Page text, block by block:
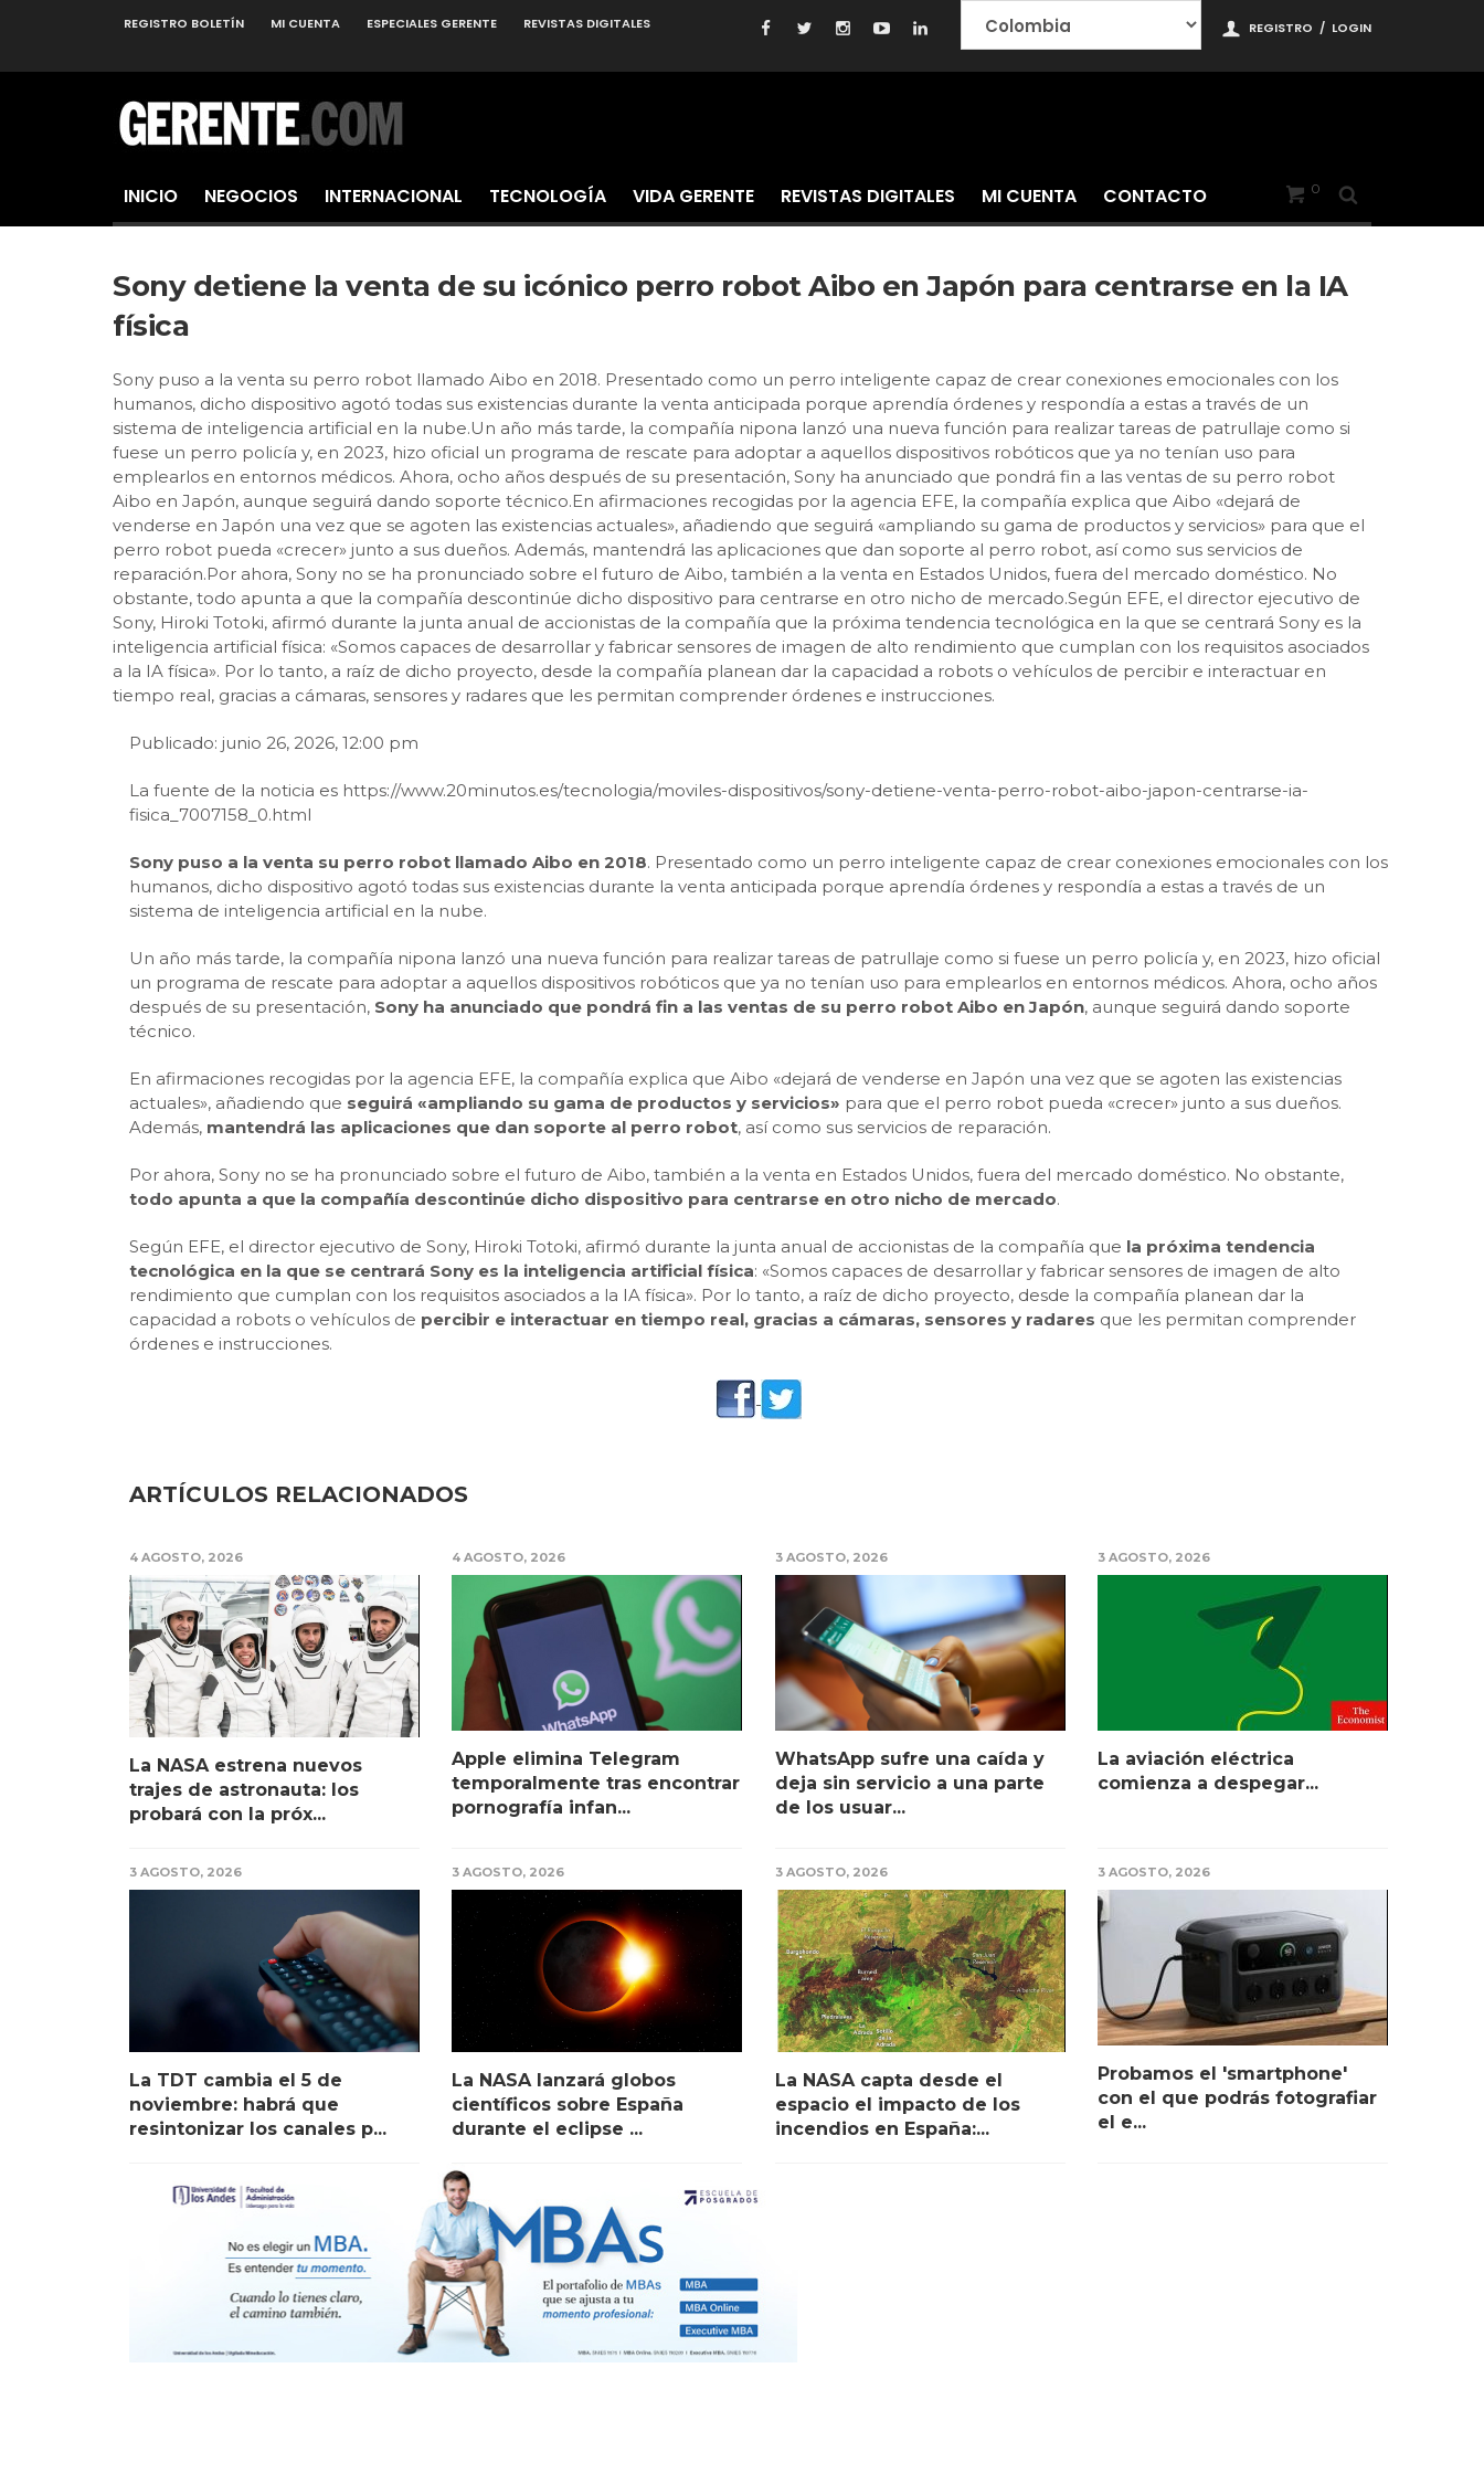
REGISTRO / LOGIN
REGISTRO BOLETÍN MI CUENTA ESPECIALES GERENTE REVISTAS DIGITALES
0
INICIO NEGOCIOS INTERNACIONAL TECNOLOGÍA VIDA GERENTE REVISTAS DIGITALES MI CUENTA CONTACTO
Sony detiene la venta de su icónico perro robot Aibo en Japón para centrarse en la IA
física
Sony puso a la venta su perro robot llamado Aibo en 2018. Presentado como un perro inteligente capaz de crear conexiones emocionales con los
humanos, dicho dispositivo agotó todas sus existencias durante la venta anticipada porque aprendía órdenes y respondía a estas a través de un
sistema de inteligencia artificial en la nube.Un año más tarde, la compañía nipona lanzó una nueva función para realizar tareas de patrullaje como si
fuese un perro policía y, en 2023, hizo oficial un programa de rescate para adoptar a aquellos dispositivos robóticos que ya no tenían uso para
emplearlos en entornos médicos. Ahora, ocho años después de su presentación, Sony ha anunciado que pondrá fin a las ventas de su perro robot
Aibo en Japón, aunque seguirá dando soporte técnico.En afirmaciones recogidas por la agencia EFE, la compañía explica que Aibo «dejará de
venderse en Japón una vez que se agoten las existencias actuales», añadiendo que seguirá «ampliando su gama de productos y servicios» para que el
perro robot pueda «crecer» junto a sus dueños. Además, mantendrá las aplicaciones que dan soporte al perro robot, así como sus servicios de
reparación.Por ahora, Sony no se ha pronunciado sobre el futuro de Aibo, también a la venta en Estados Unidos, fuera del mercado doméstico. No
obstante, todo apunta a que la compañía descontinúe dicho dispositivo para centrarse en otro nicho de mercado.Según EFE, el director ejecutivo de
Sony, Hiroki Totoki, afirmó durante la junta anual de accionistas de la compañía que la próxima tendencia tecnológica en la que se centrará Sony es la
inteligencia artificial física: «Somos capaces de desarrollar y fabricar sensores de imagen de alto rendimiento que cumplan con los requisitos asociados
a la IA física». Por lo tanto, a raíz de dicho proyecto, desde la compañía planean dar la capacidad a robots o vehículos de percibir e interactuar en
tiempo real, gracias a cámaras, sensores y radares que les permitan comprender órdenes e instrucciones.
Publicado: junio 26, 2026, 12:00 pm
La fuente de la noticia es https://www.20minutos.es/tecnologia/moviles-dispositivos/sony-detiene-venta-perro-robot-aibo-japon-centrarse-ia-
fisica_7007158_0.html
Sony puso a la venta su perro robot llamado Aibo en 2018. Presentado como un perro inteligente capaz de crear conexiones emocionales con los
humanos, dicho dispositivo agotó todas sus existencias durante la venta anticipada porque aprendía órdenes y respondía a estas a través de un
sistema de inteligencia artificial en la nube.
Un año más tarde, la compañía nipona lanzó una nueva función para realizar tareas de patrullaje como si fuese un perro policía y, en 2023, hizo oficial
un programa de rescate para adoptar a aquellos dispositivos robóticos que ya no tenían uso para emplearlos en entornos médicos. Ahora, ocho años
después de su presentación, Sony ha anunciado que pondrá fin a las ventas de su perro robot Aibo en Japón, aunque seguirá dando soporte
técnico.
En afirmaciones recogidas por la agencia EFE, la compañía explica que Aibo «dejará de venderse en Japón una vez que se agoten las existencias
actuales», añadiendo que seguirá «ampliando su gama de productos y servicios» para que el perro robot pueda «crecer» junto a sus dueños.
Además, mantendrá las aplicaciones que dan soporte al perro robot, así como sus servicios de reparación.
Por ahora, Sony no se ha pronunciado sobre el futuro de Aibo, también a la venta en Estados Unidos, fuera del mercado doméstico. No obstante,
todo apunta a que la compañía descontinúe dicho dispositivo para centrarse en otro nicho de mercado.
Según EFE, el director ejecutivo de Sony, Hiroki Totoki, afirmó durante la junta anual de accionistas de la compañía que la próxima tendencia
tecnológica en la que se centrará Sony es la inteligencia artificial física: «Somos capaces de desarrollar y fabricar sensores de imagen de alto
rendimiento que cumplan con los requisitos asociados a la IA física». Por lo tanto, a raíz de dicho proyecto, desde la compañía planean dar la
capacidad a robots o vehículos de percibir e interactuar en tiempo real, gracias a cámaras, sensores y radares que les permitan comprender
órdenes e instrucciones.
ARTÍCULOS RELACIONADOS
4 AGOSTO, 2026
La NASA estrena nuevos
trajes de astronauta: los
probará con la próx...
4 AGOSTO, 2026
Apple elimina Telegram
temporalmente tras encontrar
pornografía infan...
3 AGOSTO, 2026
WhatsApp sufre una caída y
deja sin servicio a una parte
de los usuar...
3 AGOSTO, 2026
La aviación eléctrica
comienza a despegar...
3 AGOSTO, 2026
La TDT cambia el 5 de
noviembre: habrá que
resintonizar los canales p...
3 AGOSTO, 2026
La NASA lanzará globos
científicos sobre España
durante el eclipse ...
3 AGOSTO, 2026
La NASA capta desde el
espacio el impacto de los
incendios en España:...
3 AGOSTO, 2026
Probamos el 'smartphone'
con el que podrás fotografiar
el e...